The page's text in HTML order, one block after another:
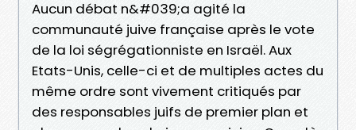
Aucun débat n&#039;a agité la
communauté juive française après le vote
de la loi ségrégationniste en Israël. Aux
Etats-Unis, celle-ci et de multiples actes du
même ordre sont vivement critiqués par
des responsables juifs de premier plan et